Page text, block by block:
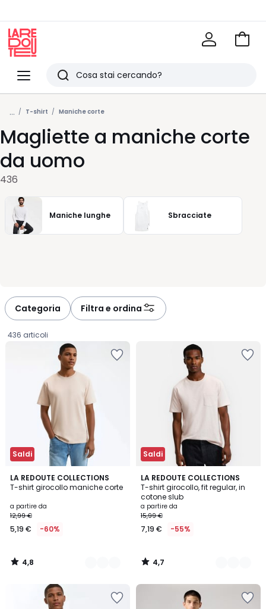
Menu
Redoute
Ricerca
Ultimi
articoli
visti
Vai
... T-shirt Maniche corte
Magliette a maniche corte
da uomo
436
Maniche lunghe Sbracciate
Categoria Filtra e ordina
436 articoli
Saldi
LA REDOUTE COLLECTIONS
T-shirt girocollo maniche corte
Prezzo
a
partire
5,19
€
a partire da
12,99 €
5,19 € -60%
4,8
/ 5
11
Colori
4,8
/
Saldi
LA REDOUTE COLLECTIONS
T-shirt girocollo, fit regular, in
cotone slub
a partire da
15,99 €
7,19 € -55%
4,7
/ 5
3
Colori
4,7
/